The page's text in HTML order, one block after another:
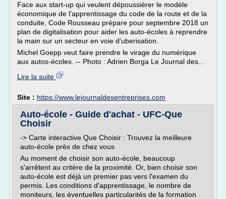
Face aux start-up qui veulent dépoussiérer le modèle
économique de l'apprentissage du code de la route et de la
conduite, Code Rousseau prépare pour septembre 2018 un
plan de digitalisation pour aider les auto-écoles à reprendre
la main sur un secteur en voie d'uberisation.
Michel Goepp veut faire prendre le virage du numérique
aux autos-écoles. -- Photo : Adrien Borga Le Journal des...
Lire la suite
Site : https://www.lejournaldesentreprises.com
Auto-école - Guide d'achat - UFC-Que
Choisir
-> Carte interactive Que Choisir : Trouvez la meilleure
auto-école près de chez vous
Au moment de choisir son auto-école, beaucoup
s'arrêtent au critère de la proximité. Or, bien choisir son
auto-école est déjà un premier pas vers l'examen du
permis. Les conditions d'apprentissage, le nombre de
moniteurs, les éventuelles particularités de la formation